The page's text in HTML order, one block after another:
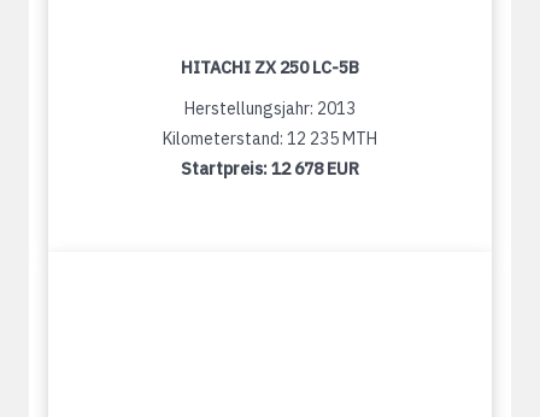
HITACHI ZX 250 LC-5B
Herstellungsjahr: 2013
Kilometerstand: 12 235 MTH
Startpreis:12 678 EUR